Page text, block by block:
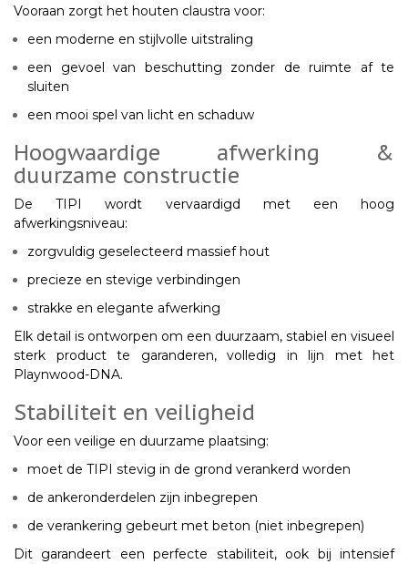
Vooraan zorgt het houten claustra voor:
een moderne en stijlvolle uitstraling
een gevoel van beschutting zonder de ruimte af te
sluiten
een mooi spel van licht en schaduw
Hoogwaardige afwerking &
duurzame constructie
De TIPI wordt vervaardigd met een
hoog
afwerkingsniveau:
zorgvuldig geselecteerd massief hout
precieze en stevige verbindingen
strakke en elegante afwerking
Elk detail is ontworpen om een duurzaam, stabiel en visueel
sterk product te garanderen, volledig in lijn met het
Playnwood-DNA.
Stabiliteit en veiligheid
Voor een veilige en duurzame plaatsing:
moet de TIPI stevig in de grond verankerd worden
de ankeronderdelen zijn inbegrepen
de verankering gebeurt met beton (niet inbegrepen)
Dit garandeert een perfecte stabiliteit, ook bij intensief